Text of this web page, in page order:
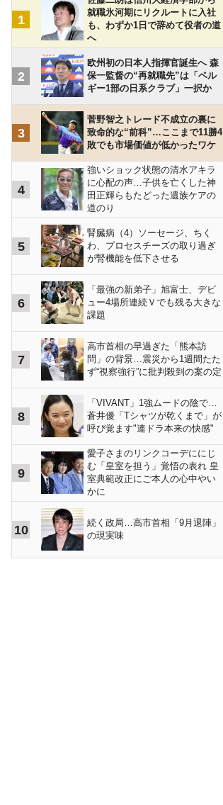
1
就職氷河期にリクルートに入社
も、わずか1日で辞めて役者の道
へ
2
欧州初の日本人指揮官誕生へ 森
保一監督の“再就職先”は「ベル
ギー1部の日系クラブ」一択か
3
菅野智之トレード不成立の裏に
致命的な“前科”…ここまで11勝4
敗でも市場価値が低かったワケ
4
強いショック状態の清水アキラ
に心配の声…子供を亡くした神
田正輝らもたどった遺族ケアの
道のり
5
腎臓病（4）ソーセージ、ちく
わ、プロセスチーズの取り過ぎ
が腎機能を低下させる
6
「最強の新弟子」旭富士、デビ
ュー4場所連続Ｖでも残る大きな
課題
7
高市首相の早過ぎた「熊本訪
問」の背景…震災から1週間たた
ず“視察強行”に批判殺到の案の定
8
「VIVANT」1強ムードの陰で…
蒼井優「Tシャツが乾くまで」が
呼び覚ます"連ドラ本来の快感"
9
愛子さまのリンクコーデににじ
む「皇室を担う」覚悟の表れ 皇
室典範改正にご本人の心中やい
かに
10
続く政局…高市首相「9月退陣」
の現実味